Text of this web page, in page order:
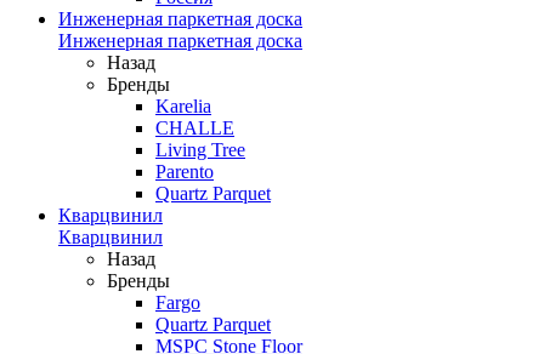
Инженерная паркетная доска
Инженерная паркетная доска
Назад
Бренды
Karelia
CHALLE
Living Tree
Parento
Quartz Parquet
Кварцвинил
Кварцвинил
Назад
Бренды
Fargo
Quartz Parquet
MSPC Stone Floor